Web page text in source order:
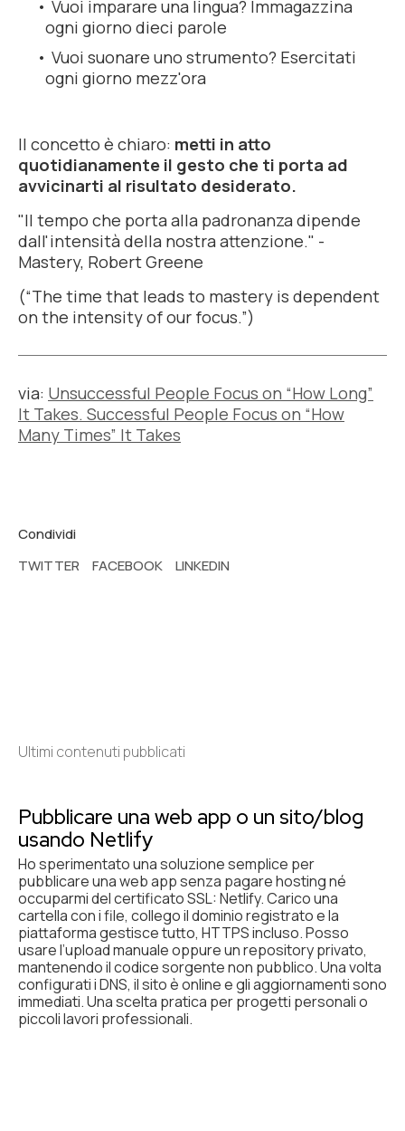
Vuoi imparare una lingua? Immagazzina
ogni giorno dieci parole
Vuoi suonare uno strumento? Esercitati
ogni giorno mezz'ora
Il concetto è chiaro: metti in atto
quotidianamente il gesto che ti porta ad
avvicinarti al risultato desiderato.
"Il tempo che porta alla padronanza dipende
dall'intensità della nostra attenzione." -
Mastery, Robert Greene
(“The time that leads to mastery is dependent
on the intensity of our focus.”)
via: Unsuccessful People Focus on “How Long”
It Takes. Successful People Focus on “How
Many Times” It Takes
Condividi
TWITTER
FACEBOOK LINKEDIN
Ultimi contenuti pubblicati
Pubblicare una web app o un sito/blog
usando Netlify
Ho sperimentato una soluzione semplice per
pubblicare una web app senza pagare hosting né
occuparmi del certificato SSL: Netlify. Carico una
cartella con i file, collego il dominio registrato e la
piattaforma gestisce tutto, HTTPS incluso. Posso
usare l’upload manuale oppure un repository privato,
mantenendo il codice sorgente non pubblico. Una volta
configurati i DNS, il sito è online e gli aggiornamenti sono
immediati. Una scelta pratica per progetti personali o
piccoli lavori professionali.